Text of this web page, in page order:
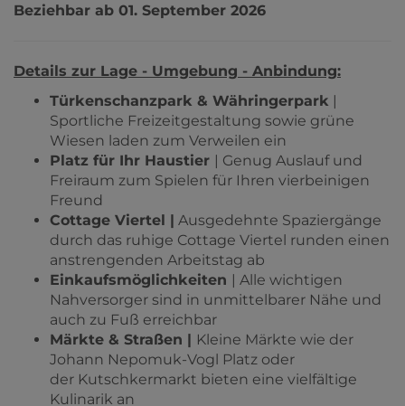
Beziehbar ab 01. September 2026
Details zur Lage - Umgebung - Anbindung:
Türkenschanzpark & Währingerpark |
Sportliche Freizeitgestaltung sowie grüne
Wiesen laden zum Verweilen ein
Platz für Ihr Haustier | Genug Auslauf und
Freiraum zum Spielen für Ihren vierbeinigen
Freund
Cottage Viertel | Ausgedehnte Spaziergänge
durch das ruhige Cottage Viertel runden einen
anstrengenden Arbeitstag ab
Einkaufsmöglichkeiten | Alle wichtigen
Nahversorger sind in unmittelbarer Nähe und
auch zu Fuß erreichbar
Märkte & Straßen | Kleine Märkte wie der
Johann Nepomuk-Vogl Platz oder
der Kutschkermarkt bieten eine vielfältige
Kulinarik an